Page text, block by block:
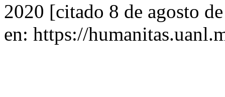
2020 [citado 8 de agosto
en: https://